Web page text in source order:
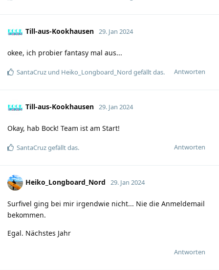
Till-aus-Kookhausen 29. Jan 2024
okee, ich probier fantasy mal aus...
Antworten
SantaCruz und Heiko_Longboard_Nord gefällt das.
Till-aus-Kookhausen 29. Jan 2024
Okay, hab Bock! Team ist am Start!
Antworten
SantaCruzgefällt das.
Heiko_Longboard_Nord 29. Jan 2024
Surfivel ging bei mir irgendwie nicht... Nie die Anmeldemail
bekommen.
Egal. Nächstes Jahr
Antworten